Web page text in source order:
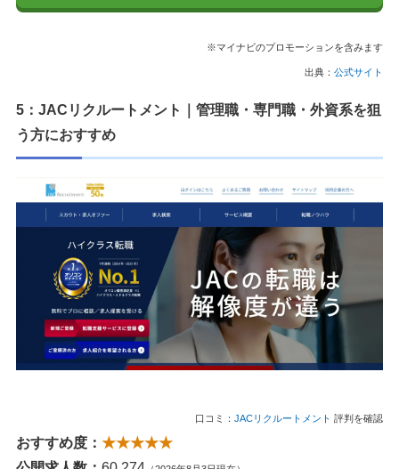
※マイナビのプロモーションを含みます
出典： 公式サイト
5：JACリクルートメント｜管理職・専門職・外資系を狙
う方におすすめ
口コミ： JACリクルートメント 評判を確認
おすすめ度： ★★★★★